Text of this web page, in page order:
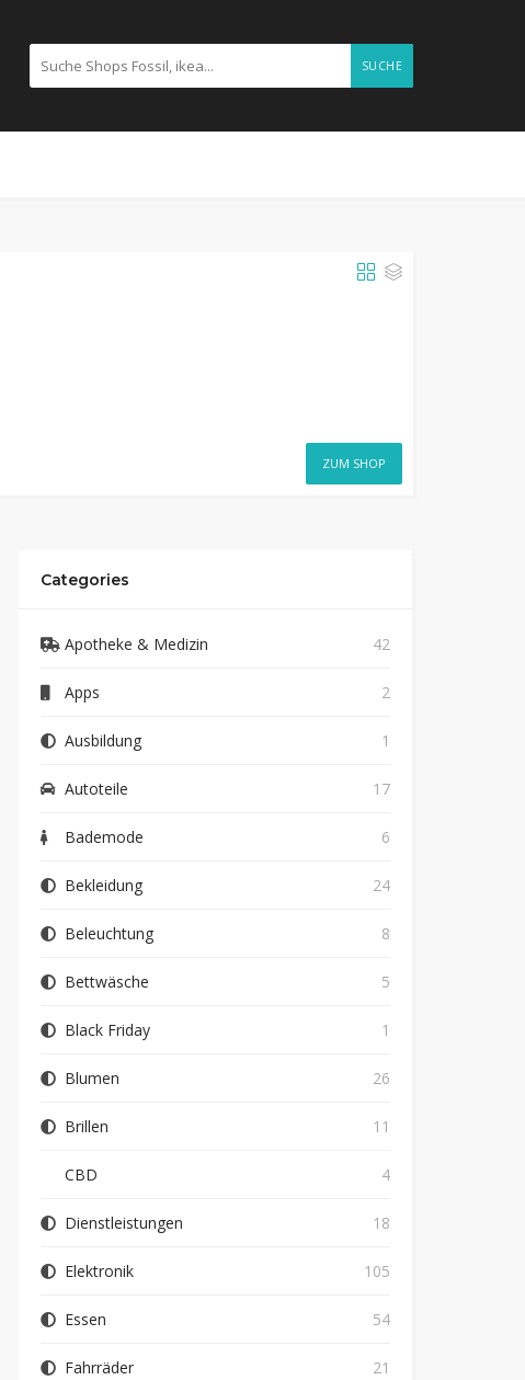
SUCHE
ZUM SHOP
Categories
Apotheke & Medizin 42
Apps 2
Ausbildung 1
Autoteile 17
Bademode 6
Bekleidung 24
Beleuchtung 8
Bettwäsche 5
Black Friday 1
Blumen 26
Brillen 11
CBD 4
Dienstleistungen 18
Elektronik 105
Essen 54
Fahrräder 21